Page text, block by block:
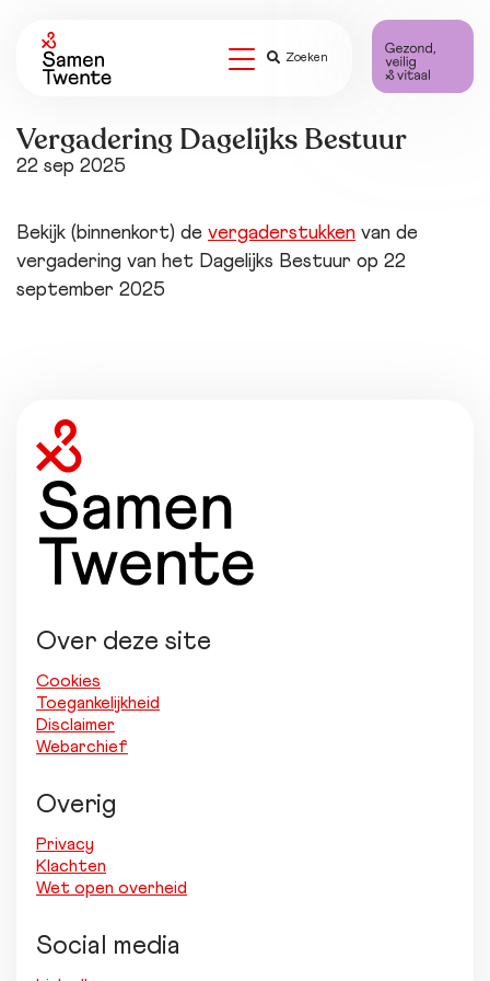
Zoeken
Vergadering Dagelijks Bestuur
22 sep 2025
Bekijk (binnenkort) de vergaderstukken van de
vergadering van het Dagelijks Bestuur op 22
september 2025
Over deze site
Cookies
Toegankelijkheid
Disclaimer
Webarchief
Overig
Privacy
Klachten
Wet open overheid
Social media